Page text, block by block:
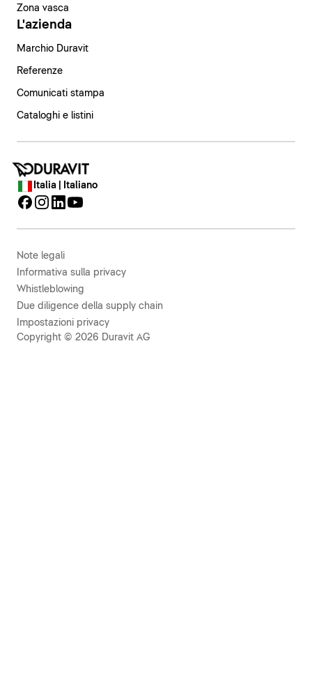
Zona vasca
L'azienda
Marchio Duravit
Referenze
Comunicati stampa
Cataloghi e listini
Italia | Italiano
Note legali
Informativa sulla privacy
Whistleblowing
Due diligence della supply chain
Impostazioni privacy
Copyright © 2026 Duravit AG